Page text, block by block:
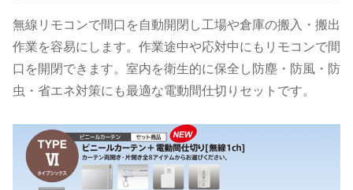
無線リモコンで間口を自動開閉し工場や倉庫の搬入・搬出
作業を容易にします。作業途中や応対中にもリモコンで間
口を開閉できます。室内を衛生的に保全し防塵・防風・防
虫・省エネ対策にも最適な電動間仕切りセットです。